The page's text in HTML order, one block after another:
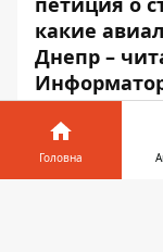
какие
Днепр –
Головна